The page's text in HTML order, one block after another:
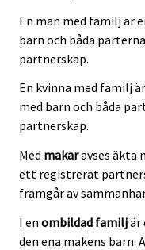
En man med familj är
barn och båda
partnerskap.
En kvinna med familj
med barn och båda
partnerskap.
Med makaravses äkta
ett registrerat
framgår av
I en ombildad familjär
den ena makens barn.